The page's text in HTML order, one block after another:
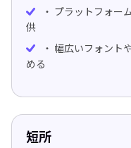
・ プラットフォー
供
・ 幅広いフォント
める
短所